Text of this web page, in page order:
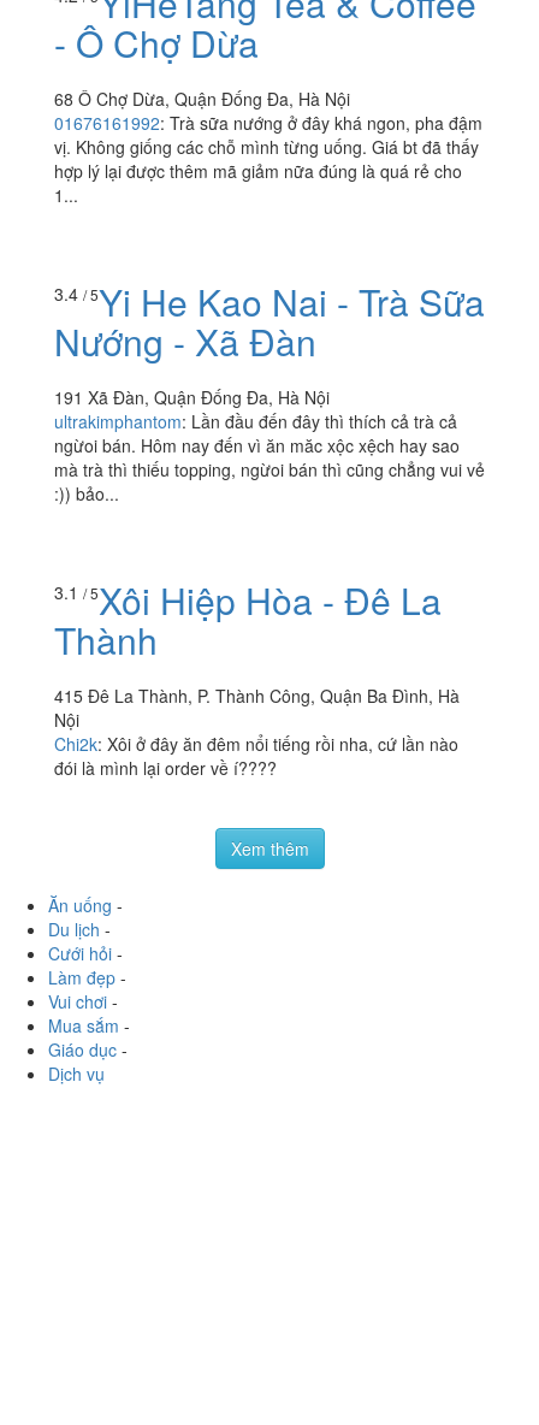
4.2/ 5YiHeTang Tea & Coffee
- Ô Chợ Dừa
68 Ô Chợ Dừa, Quận Đống Đa, Hà Nội
1...
3.4/ 5Yi He Kao Nai - Trà Sữa
191 Xã Đàn, Quận Đống Đa, Hà Nội
ultrakimphantom
Lần đầu đến đây thì thích cả trà cả
ngừoi bán. Hôm nay đến vì ăn măc xộc xệch hay sao
:)) bảo...
415 Đê La Thành, P. Thành Công, Quận Ba Đình, Hà
Nội
Chi2k:Xôi ở đây ăn đêm nổi tiếng rồi nha, cứ lần nào
đói là mình lại order về í????